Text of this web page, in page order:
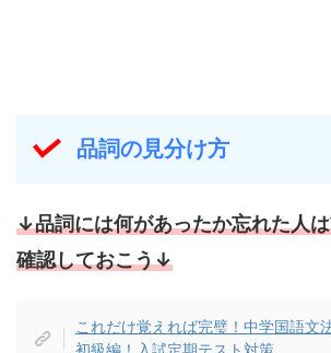
品詞の見分け方
↓品詞には何があったか忘れた人
確認しておこう↓
これだけ覚えれば完璧！中学国語文